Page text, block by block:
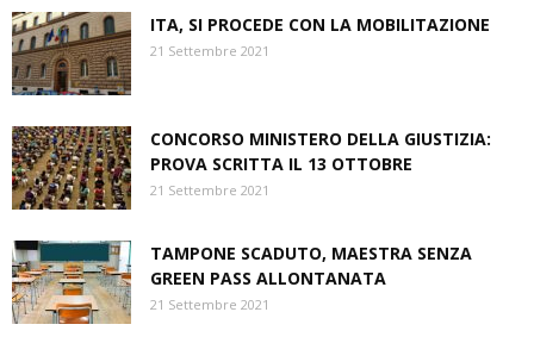
ITA, SI PROCEDE CON LA MOBILITAZIONE
21 Settembre 2021
CONCORSO MINISTERO DELLA GIUSTIZIA:
PROVA SCRITTA IL 13 OTTOBRE
21 Settembre 2021
TAMPONE SCADUTO, MAESTRA SENZA
GREEN PASS ALLONTANATA
21 Settembre 2021